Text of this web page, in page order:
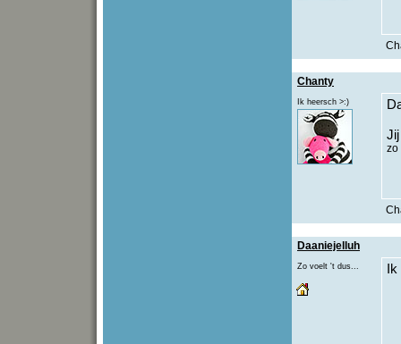
Chanty
Ik heersch >:)
zo
Daaniejelluh
Zo voelt 't dus...